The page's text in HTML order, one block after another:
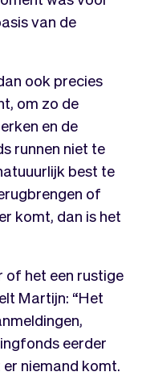
van de
ook precies
om zo de
en de
runnen niet te
best te
of
komt, dan is het
of het een rustige
Martijn: “Het
eerder
niemand komt.